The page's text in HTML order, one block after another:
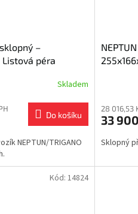
sklopný –
Listová péra
Skladem
Do košíku
NEPTUN/TRIGANO
28 016,53
33
Sklopný
Kód: 14824